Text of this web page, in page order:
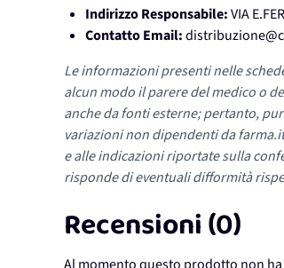
Indirizzo Responsabile:VIA
Contatto Email:
Le informazioni presenti nelle
alcun modo il parere del medico o
anche da fonti esterne; pertanto,
variazioni non dipendenti da
e alle indicazioni riportate sulla
risponde di eventuali difformità
Recensioni (0)